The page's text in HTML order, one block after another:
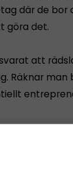
där de bor
göra det.
att
man